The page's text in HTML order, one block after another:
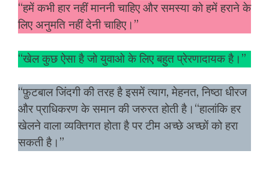
“हमें कभी हार नहीं माननी चाहिए और समस्या को हमें हराने के
लिए अनुमति नहीं देनी चाहिए।”
“खेल कुछ ऐसा है जो युवाओ के लिए बहुत प्रेरणादायक है।”
“फ़ुटबाल जिंदगी की तरह है इसमें त्याग, मेहनत, निष्ठा धीरज
और प्राधिकरण के समान की जरुरत होती है।“हालांकि हर
खेलने वाला व्यक्तिगत होता है पर टीम अच्छे अच्छों को हरा
सकती है।”